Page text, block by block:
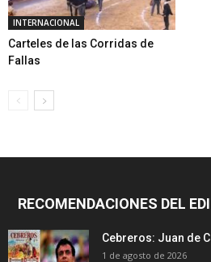
INTERNACIONAL
Carteles de las Corridas de
Fallas
RECOMENDACIONES DEL
Cebreros: Juan de
1 de agosto de 2026